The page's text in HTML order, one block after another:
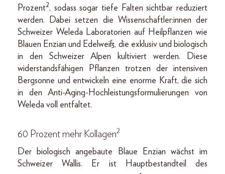
Prozent2, sodass sogar tiefe Falten sichtbar reduziert
werden. Dabei setzen die Wissenschaftler:innen der
Schweizer Weleda Laboratorien auf Heilpflanzen wie
Blauen Enzian und Edelweiß, die exklusiv und biologisch
in den Schweizer Alpen kultiviert werden. Diese
widerstandsfähigen Pflanzen trotzen der intensiven
Bergsonne und entwickeln eine enorme Kraft, die sich
in den Anti-Aging-Hochleistungsformulierungen von
Weleda voll entfaltet.
60 Prozent mehr Kollagen2
Der biologisch angebaute Blaue Enzian wächst im
Schweizer Wallis. Er ist Hauptbestandteil des